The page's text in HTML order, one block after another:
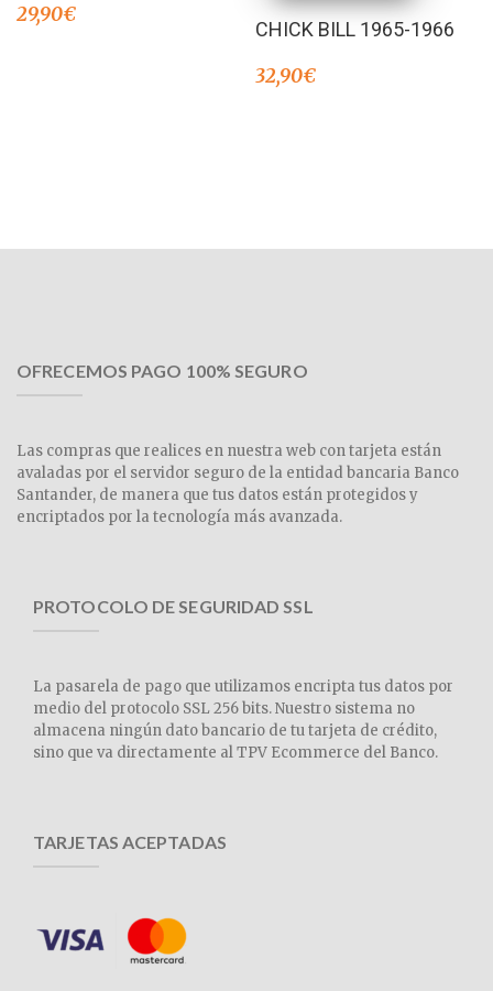
29,90€
CHICK BILL 1965-1966
32,90€
OFRECEMOS PAGO 100% SEGURO
Las compras que realices en nuestra web con tarjeta están
avaladas por el servidor seguro de la entidad bancaria Banco
Santander, de manera que tus datos están protegidos y
encriptados por la tecnología más avanzada.
PROTOCOLO DE SEGURIDAD SSL
La pasarela de pago que utilizamos encripta tus datos por
medio del protocolo SSL 256 bits. Nuestro sistema no
almacena ningún dato bancario de tu tarjeta de crédito,
sino que va directamente al TPV Ecommerce del Banco.
TARJETAS ACEPTADAS